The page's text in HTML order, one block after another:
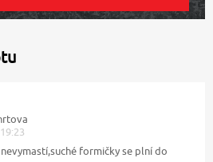
formičky se plní do